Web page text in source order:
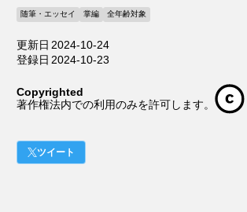
随筆・エッセイ 掌編 全年齢対象
更新日 2024-10-24
登録日 2024-10-23
Copyrighted
著作権法内での利用のみを許可します。
ツイート